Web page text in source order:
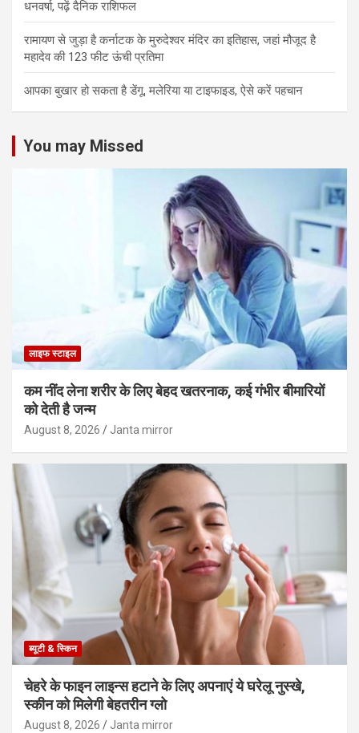
धनवर्षा, पढ़ें दैनिक राशिफल
रामायण से जुड़ा है कर्नाटक के मुरुदेश्वर मंदिर का इतिहास, जहां मौजूद है
महादेव की 123 फीट ऊंची प्रतिमा
आपका बुखार हो सकता है डेंगू, मलेरिया या टाइफाइड, ऐसे करें पहचान
You may Missed
लाइफ स्टाइल
कम नींद लेना शरीर के लिए बेहद खतरनाक, कई गंभीर बीमारियों
को देती है जन्म
August 8, 2026 Janta mirror
ब्यूटी & स्किन
चेहरे के फाइन लाइन्स हटाने के लिए अपनाएं ये घरेलू नुस्खे,
स्कीन को मिलेगी बेहतरीन ग्लो
August 8, 2026 Janta mirror